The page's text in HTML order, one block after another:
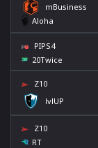
mBusiness
Aloha
PIPS4
20Twice
Z10
lvlUP
Z10
RT